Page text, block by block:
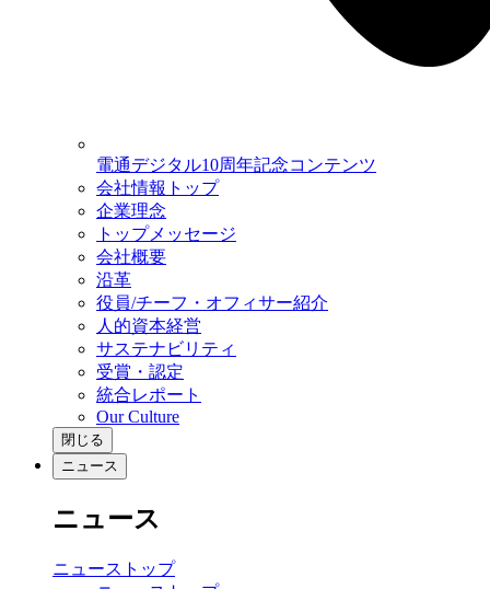
電通デジタル10周年記念コンテンツ
会社情報トップ
企業理念
トップメッセージ
会社概要
沿革
役員/チーフ・オフィサー紹介
人的資本経営
サステナビリティ
受賞・認定
統合レポート
Our Culture
閉じる
ニュース
ニュース
ニューストップ